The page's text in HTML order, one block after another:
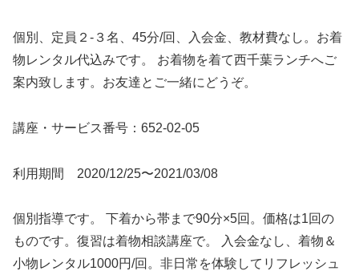
個別、定員２-３名、45分/回、入会金、教材費なし。お着
物レンタル代込みです。 お着物を着て西千葉ランチへご
案内致します。お友達とご一緒にどうぞ。
講座・サービス番号：652-02-05
利用期間 2020/12/25〜2021/03/08
個別指導です。 下着から帯まで90分×5回。価格は1回の
ものです。復習は着物相談講座で。 入会金なし、着物＆
小物レンタル1000円/回。非日常を体験してリフレッシュ